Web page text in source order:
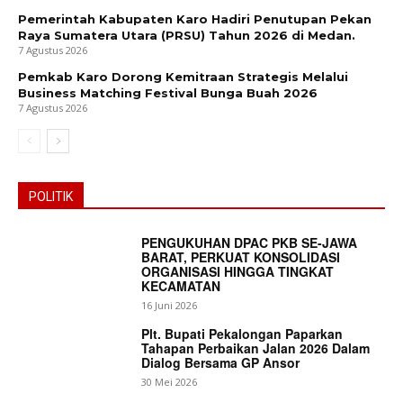
Pemerintah Kabupaten Karo Hadiri Penutupan Pekan
Raya Sumatera Utara (PRSU) Tahun 2026 di Medan.
7 Agustus 2026
Pemkab Karo Dorong Kemitraan Strategis Melalui
Business Matching Festival Bunga Buah 2026
7 Agustus 2026
POLITIK
PENGUKUHAN DPAC PKB SE-JAWA
BARAT, PERKUAT KONSOLIDASI
ORGANISASI HINGGA TINGKAT
KECAMATAN
16 Juni 2026
Plt. Bupati Pekalongan Paparkan
Tahapan Perbaikan Jalan 2026 Dalam
Dialog Bersama GP Ansor
30 Mei 2026